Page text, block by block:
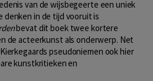
van de wijsbegeerte een uniek
in de tijd vooruit is
bevat dit boek twee kortere
de acteerkunst als onderwerp. Net
pseudoniemen ook hier
kunstkritieken en